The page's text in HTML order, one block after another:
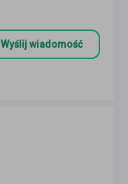
Wyślij wiadomość